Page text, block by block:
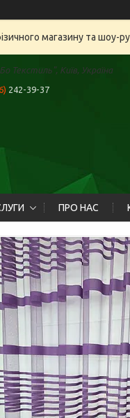
магазину та шоу-
Текстиль", Київ, Україна
242-39-37
ПРО НАС